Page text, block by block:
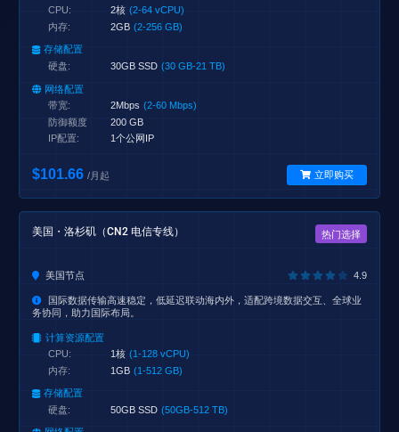
CPU:
2核 (2-64 vCPU)
内存:
2GB (2-256 GB)
存储配置
硬盘:
30GB SSD (30 GB-21 TB)
网络配置
带宽:
2Mbps (2-60 Mbps)
防御额度
200 GB
IP配置:
1个公网IP
$101.66 /月起 立即购买
美国・洛杉矶（CN2 电信专线） 热门选择
美国节点 4.9
国际数据传输高速稳定，低延迟联动海内外，适配跨境数据交互、全球业
务协同，助力国际布局。
计算资源配置
CPU:
1核 (1-128 vCPU)
内存:
1GB (1-512 GB)
存储配置
硬盘:
50GB SSD (50GB-512 TB)